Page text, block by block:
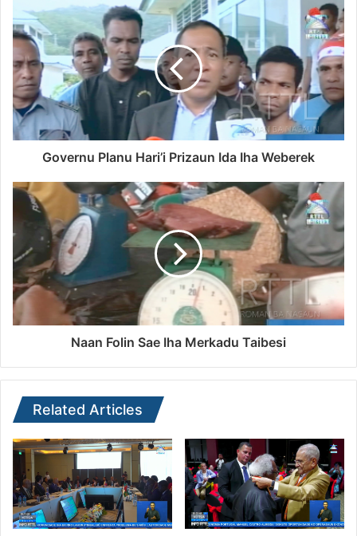
Governu Planu Hari’i Prizaun Ida Iha Weberek
Naan Folin Sae Iha Merkadu Taibesi
Related Articles